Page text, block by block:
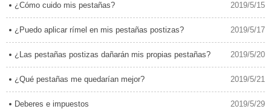
¿Cómo cuido mis pestañas? 2019/5/15
¿Puedo aplicar rímel en mis pestañas postizas? 2019/5/17
¿Las pestañas postizas dañarán mis propias pestañas? 2019/5/20
¿Qué pestañas me quedarían mejor? 2019/5/21
Deberes e impuestos 2019/5/29